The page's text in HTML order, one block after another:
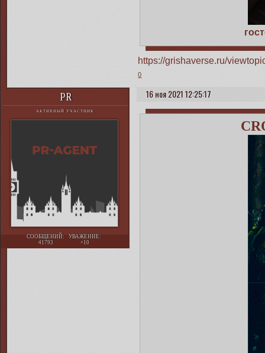
https://grishaverse.ru/
0
16 ноя 2021 12:25:17
PR
АКТИВНЫЙ УЧАСТНИК
СООБЩЕНИЙ:
41793
УВАЖЕНИЕ:
+10